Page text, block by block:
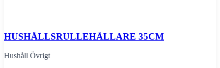
HUSHÅLLSRULLEHÅLLARE 35CM
Hushåll Övrigt